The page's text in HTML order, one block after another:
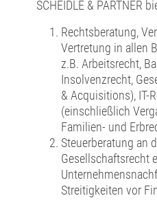
SCHEIDLE & PARTNER
Rechtsberatung,
Vertretung in allen
z.B. Arbeitsrecht,
Insolvenzrecht,
& Acquisitions), IT-
(einschließlich
Familien- und
Steuerberatung an
Gesellschaftsrecht
Streitigkeiten vor